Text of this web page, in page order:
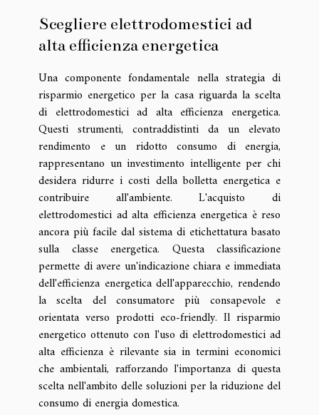
Scegliere elettrodomestici ad
alta efficienza energetica
Una componente fondamentale nella strategia di
risparmio energetico per la casa riguarda la scelta
di elettrodomestici ad alta efficienza energetica.
Questi strumenti, contraddistinti da un elevato
rendimento e un ridotto consumo di energia,
rappresentano un investimento intelligente per chi
desidera ridurre i costi della bolletta energetica e
contribuire all'ambiente. L'acquisto di
elettrodomestici ad alta efficienza energetica è reso
ancora più facile dal sistema di etichettatura basato
sulla classe energetica. Questa classificazione
permette di avere un'indicazione chiara e immediata
dell'efficienza energetica dell'apparecchio, rendendo
la scelta del consumatore più consapevole e
orientata verso prodotti eco-friendly. Il risparmio
energetico ottenuto con l'uso di elettrodomestici ad
alta efficienza è rilevante sia in termini economici
che ambientali, rafforzando l'importanza di questa
scelta nell'ambito delle soluzioni per la riduzione del
consumo di energia domestica.